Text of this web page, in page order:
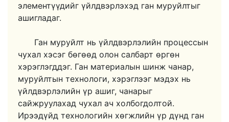
элементүүдийг үйлдвэрлэхэд ган муруйлтыг
ашигладаг.
Ган муруйлт нь үйлдвэрлэлийн процессын
чухал хэсэг бөгөөд олон салбарт өргөн
хэрэглэгддэг. Ган материалын шинж чанар,
муруйлтын технологи, хэрэглээг мэдэх нь
үйлдвэрлэлийн үр ашиг, чанарыг
сайжруулахад чухал ач холбогдолтой.
Ирээдүйд технологийн хөгжлийн үр дүнд ган